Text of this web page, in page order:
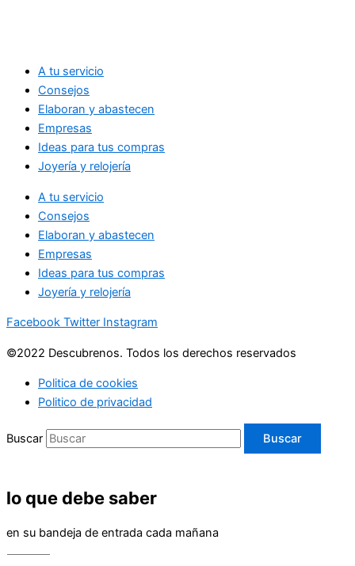
A tu servicio
Consejos
Elaboran y abastecen
Empresas
Ideas para tus compras
Joyería y relojería
A tu servicio
Consejos
Elaboran y abastecen
Empresas
Ideas para tus compras
Joyería y relojería
Facebook Twitter Instagram
©2022 Descubrenos. Todos los derechos reservados
Politica de cookies
Politico de privacidad
Buscar Buscar
lo que debe saber
en su bandeja de entrada cada mañana